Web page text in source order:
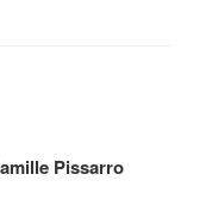
Pissarro